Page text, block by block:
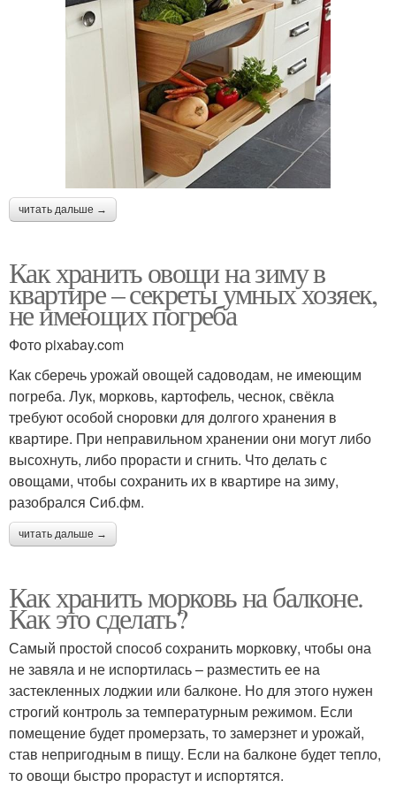
читать дальше →
Как хранить овощи на зиму в
квартире – секреты умных хозяек,
не имеющих погреба
Фото pixabay.com
Как сберечь урожай овощей садоводам, не имеющим
погреба. Лук, морковь, картофель, чеснок, свёкла
требуют особой сноровки для долгого хранения в
квартире. При неправильном хранении они могут либо
высохнуть, либо прорасти и сгнить. Что делать с
овощами, чтобы сохранить их в квартире на зиму,
разобрался Сиб.фм.
читать дальше →
Как хранить морковь на балконе.
Как это сделать?
Самый простой способ сохранить морковку, чтобы она
не завяла и не испортилась – разместить ее на
застекленных лоджии или балконе. Но для этого нужен
строгий контроль за температурным режимом. Если
помещение будет промерзать, то замерзнет и урожай,
став непригодным в пищу. Если на балконе будет тепло,
то овощи быстро прорастут и испортятся.